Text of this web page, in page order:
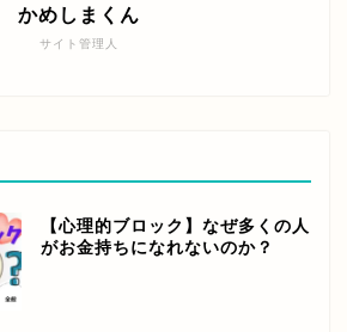
サイト管理人
かめしまくん
【心理的ブロック】なぜ多くの人
がお金持ちになれないのか？